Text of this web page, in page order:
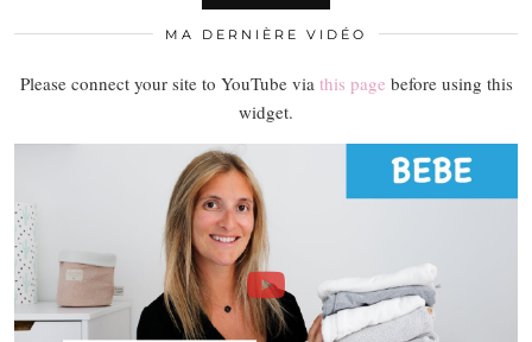
MA DERNIÈRE VIDÉO
Please connect your site to YouTube via this page before using this
widget.